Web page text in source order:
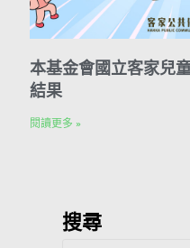
本基金會國立客家兒
結果
閱讀更多 »
搜尋